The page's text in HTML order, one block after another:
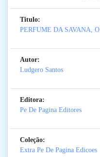
Titulo:
PERFUME DA SAVANA, O
Autor:
Ludgero Santos
Editora:
Pe De Pagina Editores
Coleção:
Extra Pe De Pagina Edicoes